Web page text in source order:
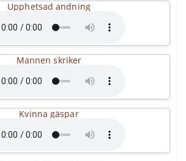
Upphetsad andning
Mannen skriker
Kvinna gäspar